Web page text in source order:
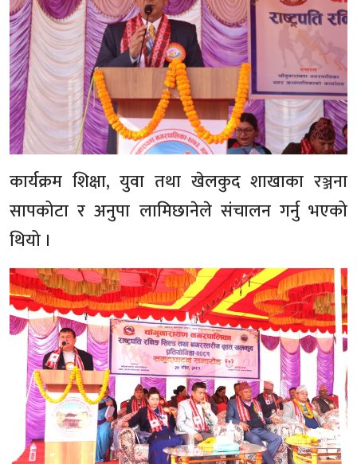
कार्यक्रम शिक्षा, युवा तथा खेलकुद शाखाका रञ्जना
सापकोटा र अनुपा लामिछानेले संचालन गर्नु भएको
थियो ।